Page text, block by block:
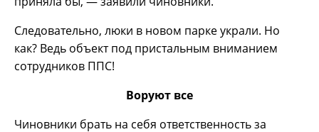
Следовательно, люки в новом парке украли. Но
как? Ведь объект под пристальным вниманием
сотрудников ППС!
Воруют все
Чиновники брать на себя ответственность за